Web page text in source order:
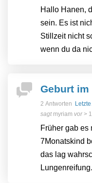
Hallo Hanen,
sein. Es ist
Stillzeit nicht
wenn du da
Geburt im
2 Antworten
sagt myriam vor>
Früher gab es
7Monatskind
das lag